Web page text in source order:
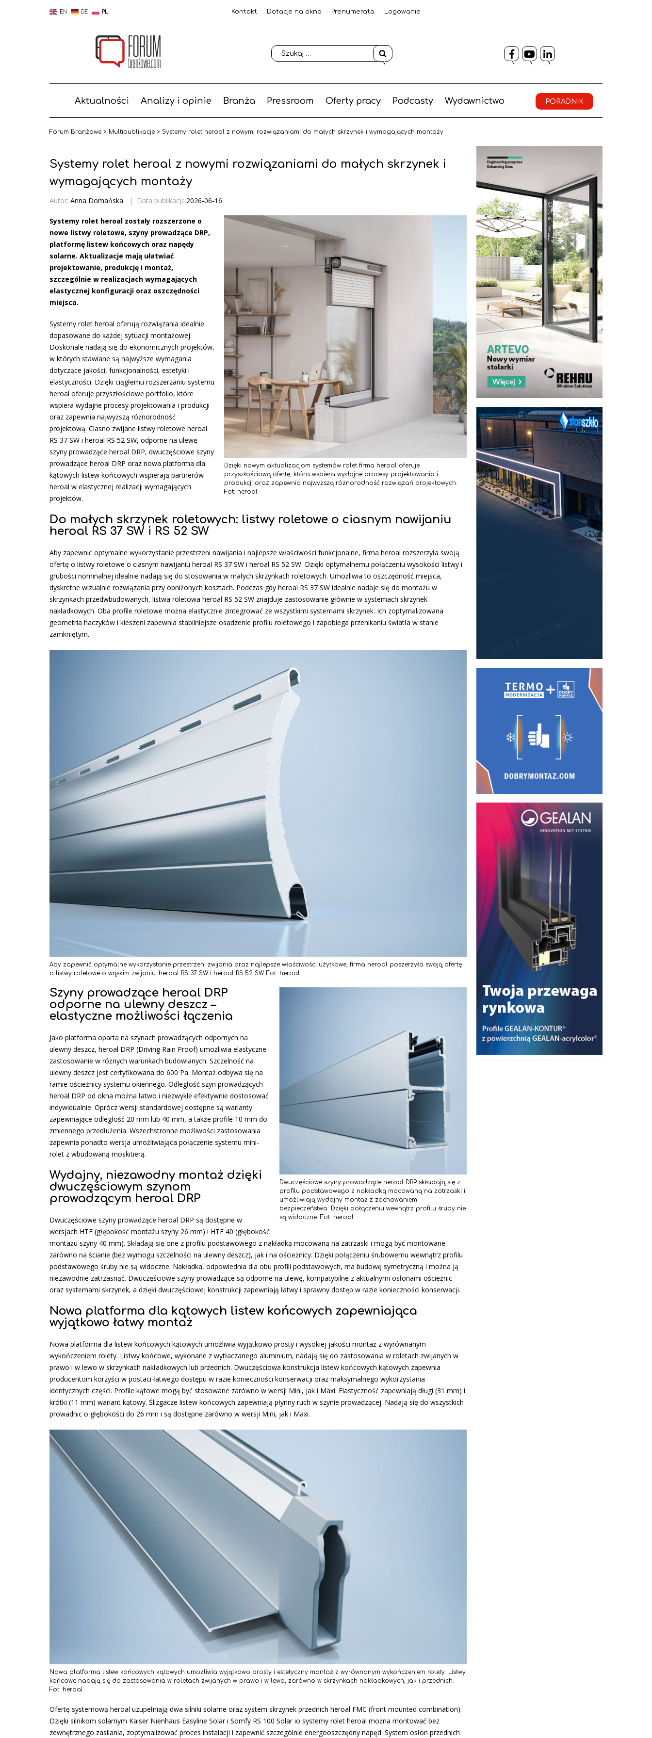
EN DE PL Kontakt Dotacje na okna Prenumerata Logowanie
Facebook
YouTube
LinkedIn
Aktualności Analizy i opinie Branża Pressroom Oferty pracy Podcasty Wydawnictwo PORADNIK
Forum Branżowe > Multipublikacje > Systemy rolet heroal z nowymi rozwiązaniami do małych skrzynek i wymagających montaży
Systemy rolet heroal z nowymi rozwiązaniami do małych skrzynek i
wymagających montaży
Autor: Anna Domańska | Data publikacji: 2026-06-16
Dzięki nowym aktualizacjom systemów rolet firma heroal oferuje
przyszłościową ofertę, która wspiera wydajne procesy projektowania i
produkcji oraz zapewnia najwyższą różnorodność rozwiązań projektowych.
Fot. heroal
Systemy rolet heroal zostały rozszerzone o
nowe listwy roletowe, szyny prowadzące DRP,
platformę listew końcowych oraz napędy
solarne. Aktualizacje mają ułatwiać
projektowanie, produkcję i montaż,
szczególnie w realizacjach wymagających
elastycznej konfiguracji oraz oszczędności
miejsca.
Systemy rolet heroal oferują rozwiązania idealnie
dopasowane do każdej sytuacji montażowej.
Doskonale nadają się do ekonomicznych projektów,
w których stawiane są najwyższe wymagania
dotyczące jakości, funkcjonalności, estetyki i
elastyczności. Dzięki ciągłemu rozszerzaniu systemu
heroal oferuje przyszłościowe portfolio, które
wspiera wydajne procesy projektowania i produkcji
oraz zapewnia najwyższą różnorodność
projektową. Ciasno zwijane listwy roletowe heroal
RS 37 SW i heroal RS 52 SW, odporne na ulewę
szyny prowadzące heroal DRP, dwuczęściowe szyny
prowadzące heroal DRP oraz nowa platforma dla
kątowych listew końcowych wspierają partnerów
heroal w elastycznej realizacji wymagających
projektów.
Do małych skrzynek roletowych: listwy roletowe o ciasnym nawijaniu
heroal RS 37 SW i RS 52 SW
Aby zapewnić optymalne wykorzystanie przestrzeni nawijania i najlepsze właściwości funkcjonalne, firma heroal rozszerzyła swoją
ofertę o listwy roletowe o ciasnym nawijaniu heroal RS 37 SW i heroal RS 52 SW. Dzięki optymalnemu połączeniu wysokości listwy i
grubości nominalnej idealnie nadają się do stosowania w małych skrzynkach roletowych. Umożliwia to oszczędność miejsca,
dyskretne wizualnie rozwiązania przy obniżonych kosztach. Podczas gdy heroal RS 37 SW idealnie nadaje się do montażu w
skrzynkach przedwbudowanych, listwa roletowa heroal RS 52 SW znajduje zastosowanie głównie w systemach skrzynek
nakładkowych. Oba profile roletowe można elastycznie zintegrować ze wszystkimi systemami skrzynek. Ich zoptymalizowana
geometria haczyków i kieszeni zapewnia stabilniejsze osadzenie profilu roletowego i zapobiega przenikaniu światła w stanie
zamkniętym.
Aby zapewnić optymalne wykorzystanie przestrzeni zwijania oraz najlepsze właściwości użytkowe, firma heroal poszerzyła swoją ofertę
o listwy roletowe o wąskim zwijaniu: heroal RS 37 SW i heroal RS 52 SW. Fot. heroal
Dwuczęściowe szyny prowadzące heroal DRP składają się z
profilu podstawowego z nakładką mocowaną na zatrzaski i
umożliwiają wydajny montaż z zachowaniem
bezpieczeństwa. Dzięki połączeniu wewnątrz profilu śruby nie
są widoczne. Fot. heroal
Szyny prowadzące heroal DRP
odporne na ulewny deszcz –
elastyczne możliwości łączenia
Jako platforma oparta na szynach prowadzących odpornych na
ulewny deszcz, heroal DRP (Driving Rain Proof) umożliwia elastyczne
zastosowanie w różnych warunkach budowlanych. Szczelność na
ulewny deszcz jest certyfikowana do 600 Pa. Montaż odbywa się na
ramie ościeżnicy systemu okiennego. Odległość szyn prowadzących
heroal DRP od okna można łatwo i niezwykle efektywnie dostosować
indywidualnie. Oprócz wersji standardowej dostępne są warianty
zapewniające odległość 20 mm lub 40 mm, a także profile 10 mm do
zmiennego przedłużenia. Wszechstronne możliwości zastosowania
zapewnia ponadto wersja umożliwiająca połączenie systemu mini-
rolet z wbudowaną moskitierą.
Wydajny, niezawodny montaż dzięki
dwuczęściowym szynom
prowadzącym heroal DRP
Dwuczęściowe szyny prowadzące heroal DRP są dostępne w
wersjach HTF (głębokość montażu szyny 26 mm) i HTF 40 (głębokość
montażu szyny 40 mm). Składają się one z profilu podstawowego z nakładką mocowaną na zatrzaski i mogą być montowane
zarówno na ścianie (bez wymogu szczelności na ulewny deszcz), jak i na ościeżnicy. Dzięki połączeniu śrubowemu wewnątrz profilu
podstawowego śruby nie są widoczne. Nakładka, odpowiednia dla obu profili podstawowych, ma budowę symetryczną i można ją
niezawodnie zatrzasnąć. Dwuczęściowe szyny prowadzące są odporne na ulewę, kompatybilne z aktualnymi osłonami ościeżnic
oraz systemami skrzynek, a dzięki dwuczęściowej konstrukcji zapewniają łatwy i sprawny dostęp w razie konieczności konserwacji.
Nowa platforma dla kątowych listew końcowych zapewniająca
wyjątkowo łatwy montaż
Nowa platforma dla listew końcowych kątowych umożliwia wyjątkowo prosty i wysokiej jakości montaż z wyrównanym
wykończeniem rolety. Listwy końcowe, wykonane z wytłaczanego aluminium, nadają się do zastosowania w roletach zwijanych w
prawo i w lewo w skrzynkach nakładkowych lub przednich. Dwuczęściowa konstrukcja listew końcowych kątowych zapewnia
producentom korzyści w postaci łatwego dostępu w razie konieczności konserwacji oraz maksymalnego wykorzystania
identycznych części. Profile kątowe mogą być stosowane zarówno w wersji Mini, jak i Maxi. Elastyczność zapewniają długi (31 mm) i
krótki (11 mm) wariant kątowy. Ślizgacze listew końcowych zapewniają płynny ruch w szynie prowadzącej. Nadają się do wszystkich
prowadnic o głębokości do 26 mm i są dostępne zarówno w wersji Mini, jak i Maxi.
Nowa platforma listew końcowych kątowych umożliwia wyjątkowo prosty i estetyczny montaż z wyrównanym wykończeniem rolety. Listwy
końcowe nadają się do zastosowania w roletach zwijanych w prawo i w lewo, zarówno w skrzynkach nakładkowych, jak i przednich.
Fot. heroal
Ofertę systemową heroal uzupełniają dwa silniki solarne oraz system skrzynek przednich heroal FMC (front mounted combination).
Dzięki silnikom solarnym Kaiser Nienhaus Easyline Solar i Somfy RS 100 Solar io systemy rolet heroal można montować bez
zewnętrznego zasilania, zoptymalizować proces instalacji i zapewnić szczególnie energooszczędny napęd. System osłon przednich